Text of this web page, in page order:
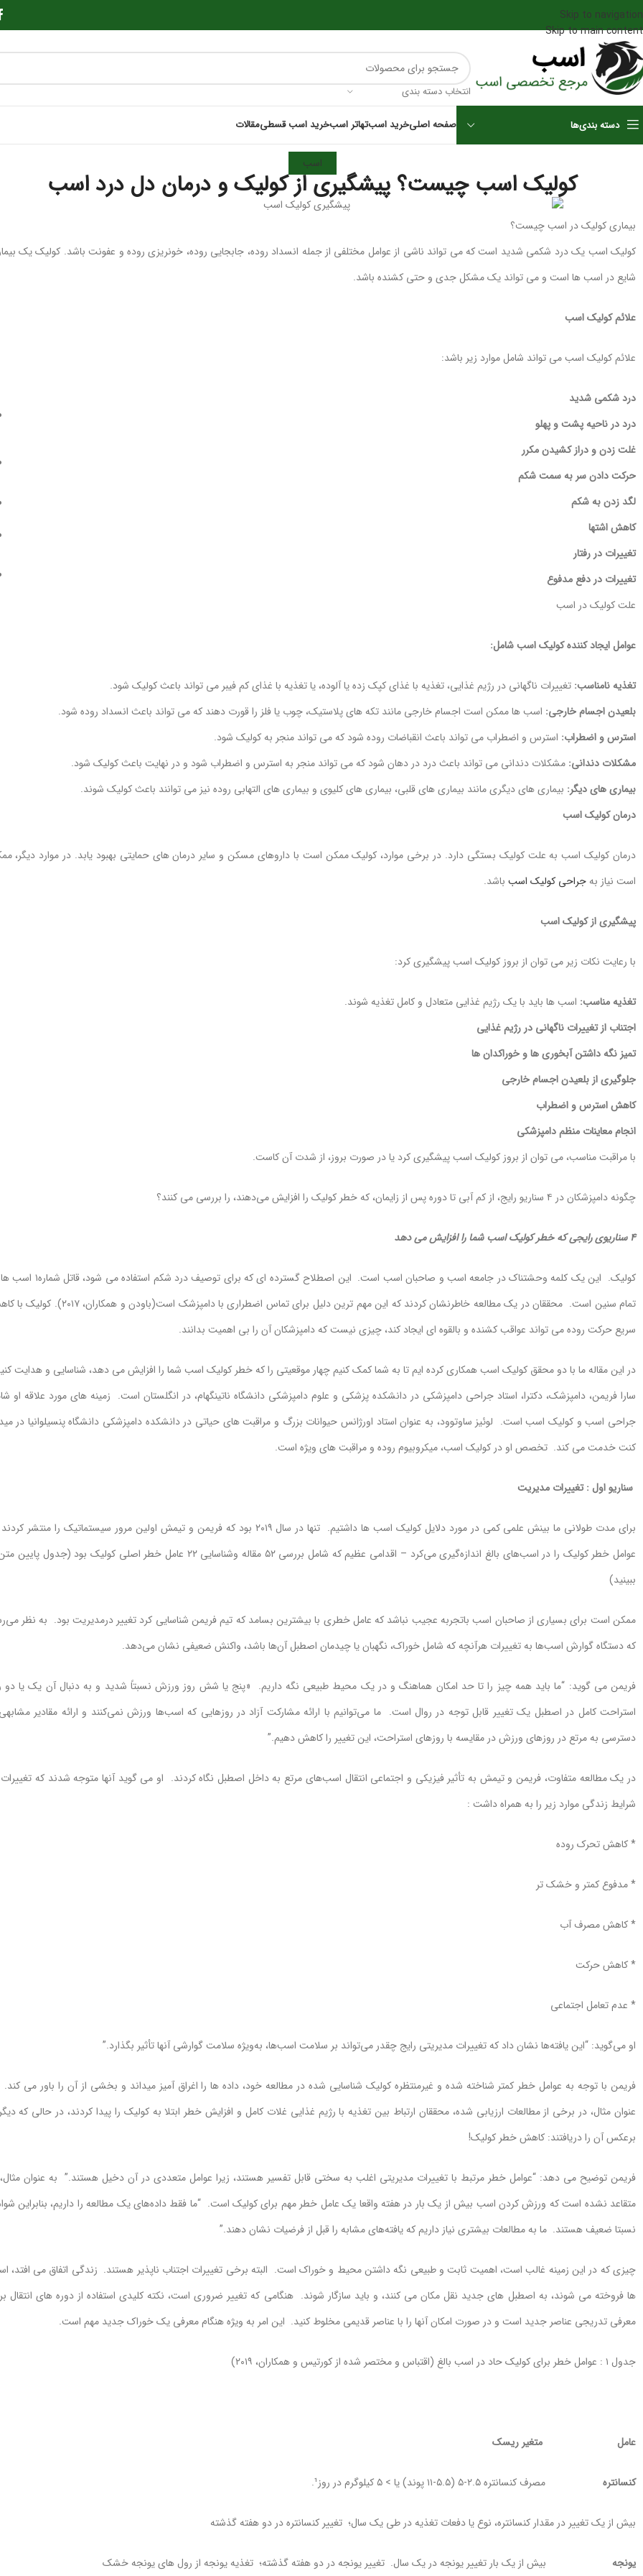
Skip to navigation
Skip to main content
انتخاب دسته بندی
دسته بندی‌ها صفحه اصلیخرید اسبتهاتر اسبخرید اسب قسطیمقالات
اسب
کولیک اسب چیست؟ پیشگیری از کولیک و درمان دل درد اسب
بیماری کولیک در اسب چیست؟
کولیک اسب یک درد شکمی شدید است که می تواند ناشی از عوامل مختلفی از جمله انسداد روده، جابجایی روده، خونریزی روده و عفونت باشد. کولیک یک
شایع در اسب ها است و می تواند یک مشکل جدی و حتی کشنده باشد.
علائم کولیک اسب
علائم کولیک اسب می تواند شامل موارد زیر باشد:
درد شکمی شدید
درد در ناحیه پشت و پهلو
غلت زدن و دراز کشیدن مکرر
حرکت دادن سر به سمت شکم
لگد زدن به شکم
کاهش اشتها
تغییرات در رفتار
تغییرات در دفع مدفوع
علت کولیک در اسب
عوامل ایجاد کننده کولیک اسب شامل:
تغذیه نامناسب: تغییرات ناگهانی در رژیم غذایی، تغذیه با غذای کپک زده یا آلوده، یا تغذیه با غذای کم فیبر می تواند باعث کولیک شود.
بلعیدن اجسام خارجی: اسب ها ممکن است اجسام خارجی مانند تکه های پلاستیک، چوب یا فلز را قورت دهند که می تواند باعث انسداد روده شود.
استرس و اضطراب: استرس و اضطراب می تواند باعث انقباضات روده شود که می تواند منجر به کولیک شود.
مشکلات دندانی: مشکلات دندانی می تواند باعث درد در دهان شود که می تواند منجر به استرس و اضطراب شود و در نهایت باعث کولیک شود.
بیماری های دیگر: بیماری های دیگری مانند بیماری های قلبی، بیماری های کلیوی و بیماری های التهابی روده نیز می توانند باعث کولیک شوند.
درمان کولیک اسب
درمان کولیک اسب به علت کولیک بستگی دارد. در برخی موارد، کولیک ممکن است با داروهای مسکن و سایر درمان های حمایتی بهبود یابد. در موارد دیگر،
است نیاز بهجراحی کولیک اسب باشد.
پیشگیری از کولیک اسب
با رعایت نکات زیر می توان از بروز کولیک اسب پیشگیری کرد:
تغذیه مناسب: اسب ها باید با یک رژیم غذایی متعادل و کامل تغذیه شوند.
اجتناب از تغییرات ناگهانی در رژیم غذایی
تمیز نگه داشتن آبخوری ها و خوراکدان ها
جلوگیری از بلعیدن اجسام خارجی
کاهش استرس و اضطراب
انجام معاینات منظم دامپزشکی
با مراقبت مناسب، می توان از بروز کولیک اسب پیشگیری کرد یا در صورت بروز، از شدت آن کاست.
چگونه دامپزشکان در ۴ سناریو رایج، از کم آبی تا دوره پس از زایمان، که خطر کولیک را افزایش می‌دهند، را بررسی می کنند؟
۴ سناریوی رایجی که خطر کولیک اسب شما را افزایش می دهد
کولیک. این یک کلمه وحشتناک در جامعه اسب و صاحبان اسب است. این اصطلاح گسترده ای که برای توصیف
تمام سنین است. محققان در یک مطالعه خاطرنشان کردند که این مهم ترین دلیل برای تماس اضطراری با دامپزشک است(باودن و
سریع حرکت روده می تواند عواقب کشنده و بالقوه ای ایجاد کند، چیزی نیست که دامپزشکان آن را بی اهمیت بدانند.
در این مقاله ما با دو محقق کولیک اسب همکاری کرده ایم تا به شما کمک کنیم چهار موقعیتی را که خطر کولیک اسب شما را افزایش می دهد، شناسایی و هدایت
سارا فریمن، دامپزشک، دکترا، استاد جراحی دامپزشکی در دانشکده پزشکی و علوم دامپزشکی دانشگاه ناتینگهام، در انگلستان است. زمینه های مورد علاقه او
جراحی اسب و کولیک اسب است. لوئیز ساوتوود، به عنوان استاد اورژانس حیوانات بزرگ و مراقبت های حیاتی در دانشکده دامپزشکی دانشگاه پنسیلوانیا در
کنت خدمت می کند. تخصص او در کولیک اسب، میکروبیوم روده و مراقبت های ویژه است.
سناریو اول : تغییرات مدیریت
برای مدت طولانی ما بینش علمی کمی در مورد دلایل کولیک اسب ها داشتیم. تنها در سال ۲۰۱۹ بود که فریمن و تیمش اولین مرور سیستماتیک را منتشر
عوامل خطر کولیک را در اسب‌های بالغ اندازه‌گیری می‌کرد – اقدامی عظیم که شامل بررسی ۵۲ مقاله وشناسایی ۲۲ عامل خطر اصلی کولیک بود (جدول
ببینید)
ممکن است برای بسیاری از صاحبان اسب باتجربه عجیب نباشد که عامل خطری با بیشترین بسامد که تیم فریمن شناسایی کرد تغییر درمدیریت بود. به نظر
که دستگاه گوارش اسب‌ها به تغییرات هرآنچه که شامل خوراک، نگهبان یا چیدمان اصطبل آن‌ها باشد، واکنش ضعیفی نشان می‌دهد.
فریمن می گوید: “ما باید همه چیز را تا حد امکان هماهنگ و در یک محیط طبیعی نگه داریم. «پنج یا شش روز ورزش نسبتاً شدید و به دنبال آن یک یا دو
استراحت کامل در اصطبل یک تغییر قابل توجه در روال است. ما می‌توانیم با ارائه مشارکت آزاد در روزهایی که اسب‌ها ورزش نمی‌کنند و ارائه مقادیر
دسترسی به مرتع در روزهای ورزش در مقایسه با روزهای استراحت، این تغییر را کاهش دهیم.”
در یک مطالعه متفاوت، فریمن و تیمش به تأثیر فیزیکی و اجتماعی انتقال اسب‌های مرتع به داخل اصطبل نگاه کردند. او می گوید آنها متوجه شدند که
شرایط زندگی موارد زیر را به همراه داشت :
* کاهش تحرک روده
* مدفوع کمتر و خشک تر
* کاهش مصرف آب
* کاهش حرکت
* عدم تعامل اجتماعی
او می‌گوید: “این یافته‌ها نشان داد که تغییرات مدیریتی رایج چقدر می‌تواند بر سلامت اسب‌ها، به‌ویژه سلامت گوارشی آنها تأثیر بگذارد.”
فریمن با توجه به عوامل خطر کمتر شناخته شده و غیرمنتظره کولیک شناسایی شده در مطالعه خود، داده ها را اغراق آمیز میداند و بخشی از آن را باور می
عنوان مثال، در برخی از مطالعات ارزیابی شده، محققان ارتباط بین تغذیه با رژیم غذایی غلات کامل و افزایش خطر ابتلا به کولیک را پیدا کردند، در حالی که
برعکس آن را دریافتند: کاهش خطر کولیک!
فریمن توضیح می دهد: “عوامل خطر مرتبط با تغییرات مدیریتی اغلب به سختی قابل تفسیر هستند، زیرا عوامل متعددی در آن دخیل هستند.” به عنوان
متقاعد نشده است که ورزش کردن اسب بیش از یک بار در هفته واقعا یک عامل خطر مهم برای کولیک است. “ما فقط داده‌های یک مطالعه را داریم، بنابراین
نسبتا ضعیف هستند. ما به مطالعات بیشتری نیاز داریم که یافته‌های مشابه را قبل از فرضیات نشان دهند.”
چیزی که در این زمینه غالب است، اهمیت ثابت و طبیعی نگه داشتن محیط و خوراک است. البته برخی تغییرات اجتناب ناپذیر هستند. زندگی اتفاق می افتد،
ها فروخته می شوند، به اصطبل های جدید نقل مکان می کنند، و باید سازگار شوند. هنگامی که تغییر ضروری است، نکته کلیدی استفاده از دوره های انتقال
معرفی تدریجی عناصر جدید است و در صورت امکان آنها را با عناصر قدیمی مخلوط کنید. این امر به ویژه هنگام معرفی یک خوراک جدید مهم است.
جدول ۱ : عوامل خطر برای کولیک حاد در اسب بالغ (اقتباس و مختصر شده از کورتیس و همکاران، ۲۰۱۹)
عامل متغیر ریسک
کنسانتره مصرف کنسانتره ۲.۵-۵ (۵.۵-۱۱ پوند) یا > ۵ کیلوگرم در روز¹.
بیش از یک تغییر در مقدار کنسانتره، نوع یا دفعات تغذیه در طی یک سال؛ تغییر کنسانتره در دو هفته گذشته
یونجه بیش از یک بار تغییر یونجه در یک سال. تغییر یونجه در دو هفته گذشته؛ تغذیه یونجه از رول های یونجه خشک